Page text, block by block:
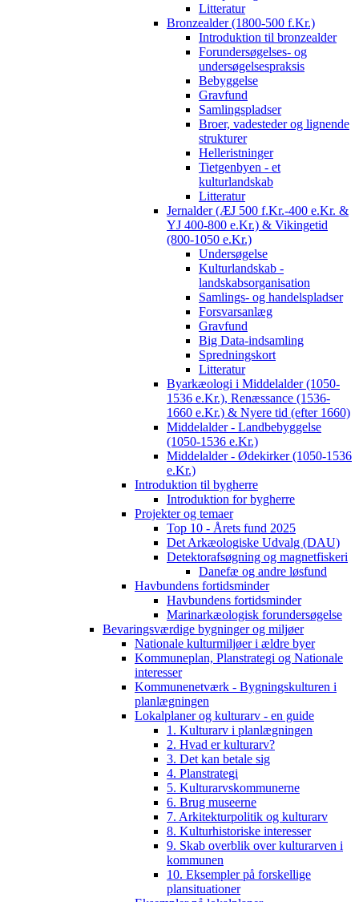
Litteratur
Bronzealder (1800-500 f.Kr.)
Introduktion til bronzealder
Forundersøgelses- og
undersøgelsespraksis
Bebyggelse
Gravfund
Samlingspladser
Broer, vadesteder og lignende
strukturer
Helleristninger
Tietgenbyen - et
kulturlandskab
Litteratur
Jernalder (ÆJ 500 f.Kr.-400 e.Kr. &
YJ 400-800 e.Kr.) & Vikingetid
(800-1050 e.Kr.)
Undersøgelse
Kulturlandskab -
landskabsorganisation
Samlings- og handelspladser
Forsvarsanlæg
Gravfund
Big Data-indsamling
Spredningskort
Litteratur
Byarkæologi i Middelalder (1050-
1536 e.Kr.), Renæssance (1536-
1660 e.Kr.) & Nyere tid (efter 1660)
Middelalder - Landbebyggelse
(1050-1536 e.Kr.)
Middelalder - Ødekirker (1050-1536
e.Kr.)
Introduktion til bygherre
Introduktion for bygherre
Projekter og temaer
Top 10 - Årets fund 2025
Det Arkæologiske Udvalg (DAU)
Detektorafsøgning og magnetfiskeri
Danefæ og andre løsfund
Havbundens fortidsminder
Havbundens fortidsminder
Marinarkæologisk forundersøgelse
Bevaringsværdige bygninger og miljøer
Nationale kulturmiljøer i ældre byer
Kommuneplan, Planstrategi og Nationale
interesser
Kommunenetværk - Bygningskulturen i
planlægningen
Lokalplaner og kulturarv - en guide
1. Kulturarv i planlægningen
2. Hvad er kulturarv?
3. Det kan betale sig
4. Planstrategi
5. Kulturarvskommunerne
6. Brug museerne
7. Arkitekturpolitik og kulturarv
8. Kulturhistoriske interesser
9. Skab overblik over kulturarven i
kommunen
10. Eksempler på forskellige
plansituationer